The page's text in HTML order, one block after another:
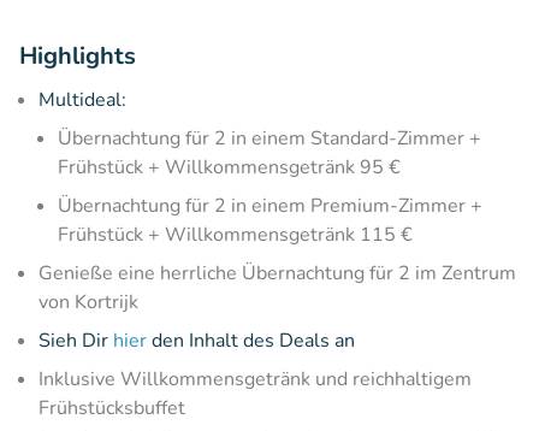
Highlights
Multideal:
Übernachtung für 2 in einem Standard-Zimmer +
Frühstück + Willkommensgetränk 95 €
Übernachtung für 2 in einem Premium-Zimmer +
Frühstück + Willkommensgetränk 115 €
Genieße eine herrliche Übernachtung für 2 im Zentrum
von Kortrijk
Sieh Dir hierden Inhalt des Deals an
Inklusive Willkommensgetränk und reichhaltigem
Frühstücksbuffet